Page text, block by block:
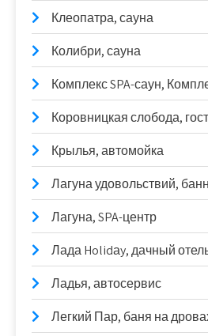
Клеопатра, сауна
Колибри, сауна
Комплекс SPA-саун,
Коровницкая слобода,
Крылья, автомойка
Лагуна удовольствий,
Лагуна, SPA-центр
Лада Holidаy, дачный
Ладья, автосервис
Легкий Пар, баня на